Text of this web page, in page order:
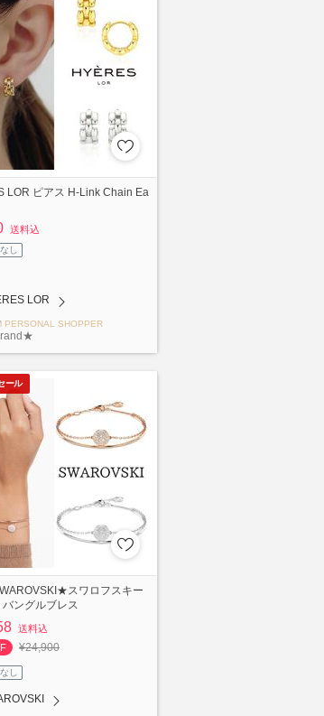
LOR ピアス H-Link Chain Ea
送料込
し
LOR
PERSONAL SHOPPER
ール
スワロフスキー
ングルブレス
送料込
¥24,900
し